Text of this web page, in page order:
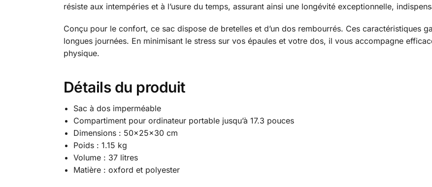
résiste aux intempéries et à l’usure du temps, assurant ainsi une longévité exceptionnelle,
Conçu pour le confort, ce sac dispose de bretelles et d’un dos rembourrés. Ces caractéristiques
longues journées. En minimisant le stress sur vos épaules et votre dos, il vous accompagne
physique.
Détails du produit
Sac à dos imperméable
Compartiment pour ordinateur portable jusqu’à 17.3 pouces
Dimensions : 50x25x30 cm
Poids : 1.15 kg
Volume : 37 litres
Matière : oxford et polyester